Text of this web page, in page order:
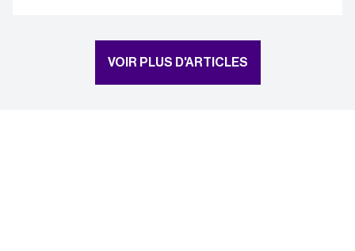
VOIR PLUS D'ARTICLES